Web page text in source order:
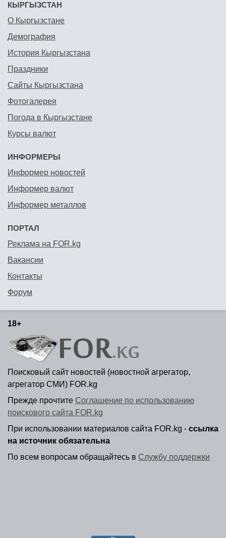
КЫРГЫЗСТАН
О Кыргызстане
Демография
История Кыргызстана
Праздники
Сайты Кыргызстана
Фотогалерея
Погода в Кыргызстане
Курсы валют
ИНФОРМЕРЫ
Информер новостей
Информер валют
Информер металлов
ПОРТАЛ
Реклама на FOR.kg
Вакансии
Контакты
Форум
18+
Поисковый сайт новостей (новостной агрегатор,
агрегатор СМИ) FOR.kg
Прежде прочтите Соглашение по использованию
поискового сайта FOR.kg
При использовании материалов сайта FOR.kg - ссылка
на источник обязательна
По всем вопросам обращайтесь в Службу поддержки